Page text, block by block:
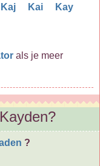
Kaj Kai
Kay
als je meer
?